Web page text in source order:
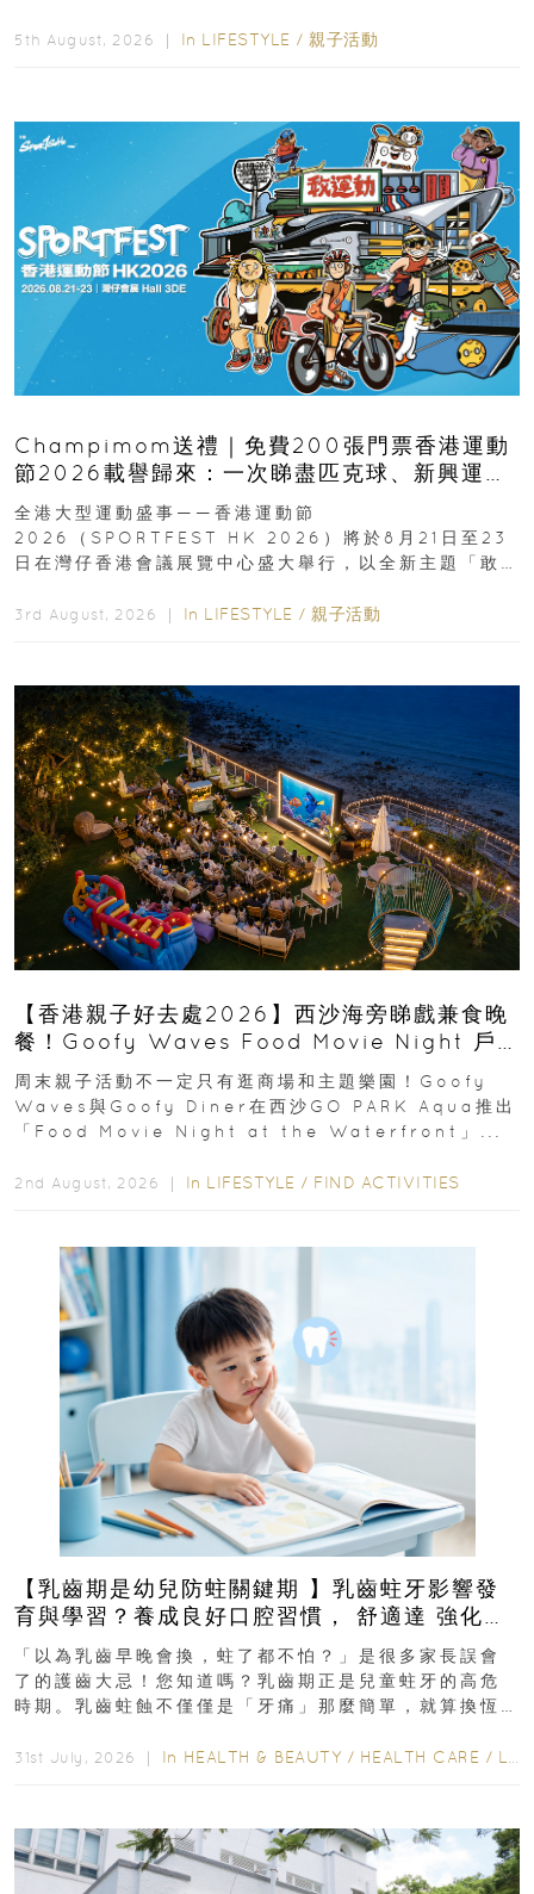
5th August, 2026 ｜ In LIFESTYLE / 親子活動
Champimom送禮｜免費200張門票香港運動
節2026載譽歸來：一次睇盡匹克球、新興運
動、街舞比賽＋逾百運動品牌展覽
全港大型運動盛事——香港運動節
2026（SPORTFEST HK 2026）將於8月21日至23
日在灣仔香港會議展覽中心盛大舉行，以全新主題「敢
3rd August, 2026 ｜ In LIFESTYLE / 親子活動
【香港親子好去處2026】西沙海旁睇戲兼食晚
餐！Goofy Waves Food Movie Night 戶
外影院逢週末登場
周末親子活動不一定只有逛商場和主題樂園！Goofy
Waves與Goofy Diner在西沙GO PARK Aqua推出
「Food Movie Night at the Waterfront」...
2nd August, 2026 ｜ In LIFESTYLE / FIND ACTIVITIES
【乳齒期是幼兒防蛀關鍵期 】乳齒蛀牙影響發
育與學習？養成良好口腔習慣， 舒適達 強化琺
瑯質 兒童牙膏防護指南
「以為乳齒早晚會換，蛀了都不怕？」是很多家長誤會
了的護齒大忌！您知道嗎？乳齒期正是兒童蛀牙的高危
時期。乳齒蛀蝕不僅僅是「牙痛」那麼簡單，就算換恆
31st July, 2026 ｜ In HEALTH & BEAUTY / HEALTH CARE / LIFESTYLE